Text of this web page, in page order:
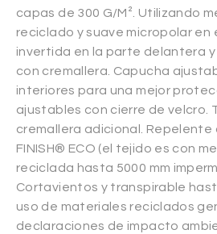
capas de 300 G/M². Utilizando
reciclado y suave micropolar en
invertida en la parte delantera
con cremallera. Capucha
interiores para una mejor
ajustables con cierre de velcro.
cremallera adicional. Repelente
FINISH® ECO (el tejido es con
reciclada hasta 5000 mm
Cortavientos y transpirable
uso de materiales reciclados
declaraciones de impacto